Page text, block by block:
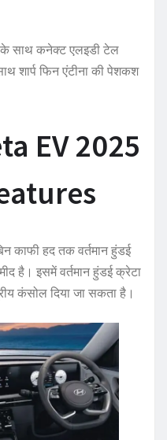
के साथ कनेक्ट एलइडी टेल
शार्प फिन एंटीना की पेशकश
EV 2025
काफी हद तक वर्तमान हुंडई
है। इसमें वर्तमान हुंडई क्रेटा
कंसोल दिया जा सकता है।